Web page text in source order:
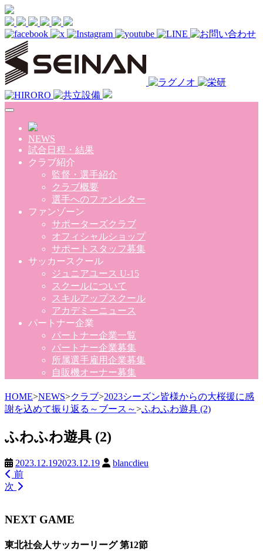
Skip to main content
NEWS
試合日程・結果
クラブ紹介
監督・選手紹介
クラブ概要
選手へのファンレター
ファンゾーン
サポーターズクラブ
オフィシャルショップ
サポートスタッフ募集
サッカースクール
ジュニアユース U-15
スクールについて
スキルアップスクール
アカデミーニュース
パートナー企業
パートナー企業一覧
パートナー企業募集
所属選手雇用企業募集
自販機オーナー募集
HOME>NEWS>クラブ>2023シーズン皆様からの大桜援に感
謝を込めて振り返る～ブース～>ふわふわ遊具 (2)
ふわふわ遊具 (2)
2023.12.192023.12.19
blancdieu
前
次
NEXT GAME
東北社会人サッカーリーグ 第12節